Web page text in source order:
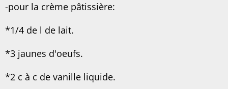
-pour la crème pâtissière:
*1/4 de l de lait.
*3 jaunes d'oeufs.
*2 c à c de vanille liquide.